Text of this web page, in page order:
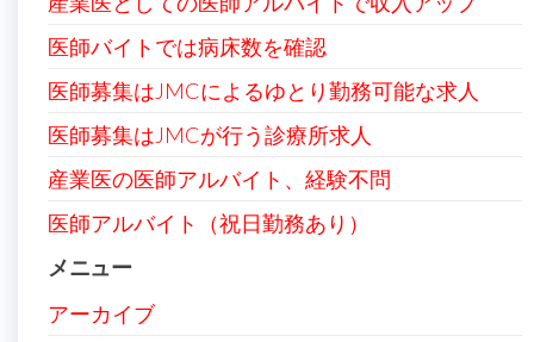
医師バイトでは病床数を確認
医師募集はJMCによるゆとり勤務可能な求人
医師募集はJMCが行う診療所求人
産業医の医師アルバイト、経験不問
医師アルバイト（祝日勤務あり）
メニュー
アーカイブ